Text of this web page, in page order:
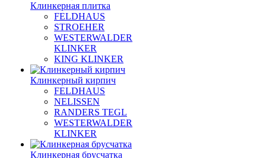
Клинкерная плитка
FELDHAUS
STROEHER
WESTERWALDER
KLINKER
KING KLINKER
Клинкерный кирпич
FELDHAUS
NELISSEN
RANDERS TEGL
WESTERWALDER
KLINKER
Клинкерная брусчатка